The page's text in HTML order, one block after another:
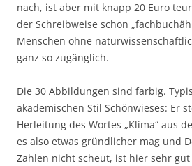
nach, ist aber mit knapp 20 Euro
der Schreibweise schon
Menschen ohne
ganz so zugänglich.
Die 30 Abbildungen sind farbig.
akademischen Stil Schönwieses: Er
Herleitung des Wortes „Klima“ aus
es also etwas gründlicher mag und
Zahlen nicht scheut, ist hier sehr